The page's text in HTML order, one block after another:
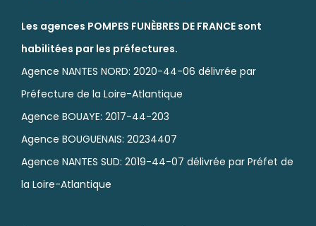
Les agences POMPES FUNÈBRES DE FRANCE sont
habilitées par les préfectures.
Agence NANTES NORD: 2020-44-06 délivrée par
Préfecture de la Loire-Atlantique
Agence BOUAYE: 2017-44-203
Agence BOUGUENAIS: 20234407
Agence NANTES SUD: 2019-44-07 délivrée par Préfet de
la Loire-Atlantique